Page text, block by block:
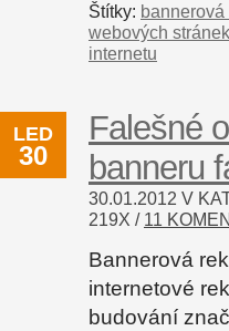
Štítky:
webových stránek
internetu
LED
30
Falešné
banneru
30.01.2012 V
219X / 11
Bannerová
internetové
budování